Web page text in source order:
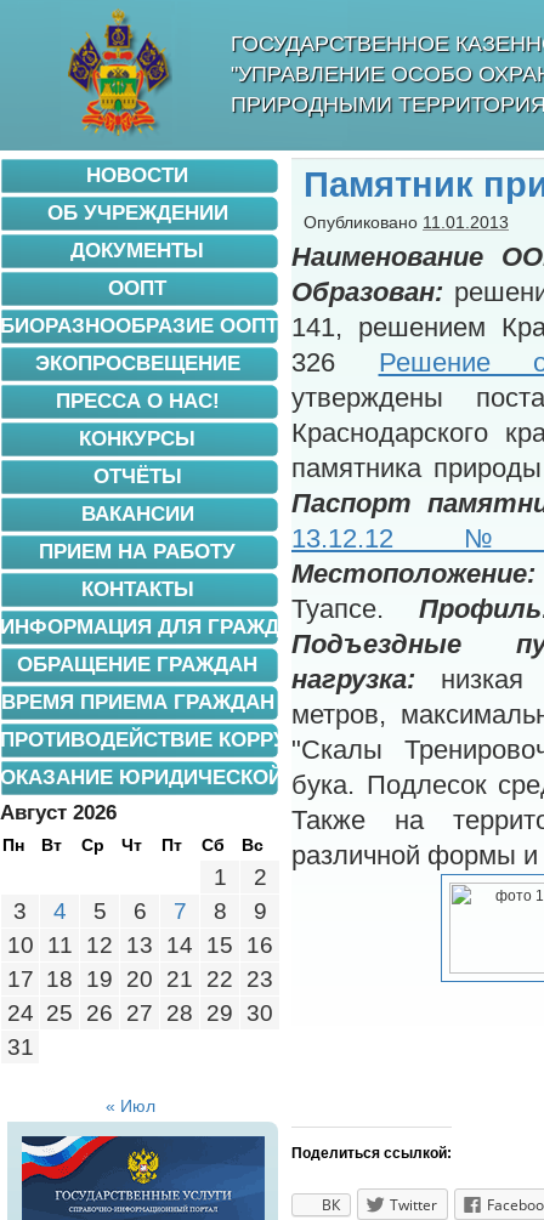
ГОСУДАРСТВЕННОЕ
"УПРАВЛЕНИЕ ОСОБО
ПРИРОДНЫМИ
Памятник
Опубликовано 11.01.2013
Наименование
Образован:
141, решением
326 Решение
утверждены
Краснодарского
памятника
Паспорт
13.12.12
Местоположение:
Туапсе.
Подъездные
нагрузка:
метров,
"Скалы
бука. Подлесок
Также на
различной формы и
Поделиться ссылкой:
ВК Twitter
НОВОСТИ
ОБ УЧРЕЖДЕНИИ
ДОКУМЕНТЫ
ООПТ
БИОРАЗНООБРАЗИЕ ООПТ
ЭКОПРОСВЕЩЕНИЕ
ПРЕССА О НАС!
КОНКУРСЫ
ОТЧЁТЫ
ВАКАНСИИ
ПРИЕМ НА РАБОТУ
КОНТАКТЫ
ИНФОРМАЦИЯ ДЛЯ ГРАЖДАН
ОБРАЩЕНИЕ ГРАЖДАН
ВРЕМЯ ПРИЕМА ГРАЖДАН
ПРОТИВОДЕЙСТВИЕ КОРРУПЦИИ
ОКАЗАНИЕ ЮРИДИЧЕСКОЙ ПОМОЩИ
Август 2026
Пн Вт Ср Чт Пт Сб Вс
1
2
3
4 5 6 7 8
9
10
11 12 13 14 15
16
17 18 19 20 21 22
23
24 25 26 27 28 29
30
31
« Июл